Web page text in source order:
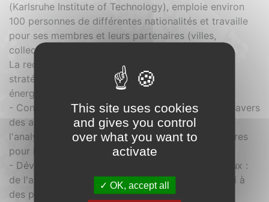
(Karlsruhe Institute of Technology), emploie environ
100 personnes de différentes nationalités et travaille
pour ses membres et leurs partenaires (villes,
collectivités locales et industrie).
La recherche se concentre sur trois priorités
stratégiques pour relever le défi de la transition
énergétique :
- Contribution à l'ingénierie de la ville durable à travers
des approches intégrées : modèles et outils pour
l'analyse multi-sectorielle des villes et des territoires
pour la planification stratégique ;
- Développement de concepts énergétiques locaux :
de l'analyse des ressources locales jusqu'à l'appui à
des projets opérationnels ;
This site uses cookies
and gives you control
over what you want to
activate
OK, accept all